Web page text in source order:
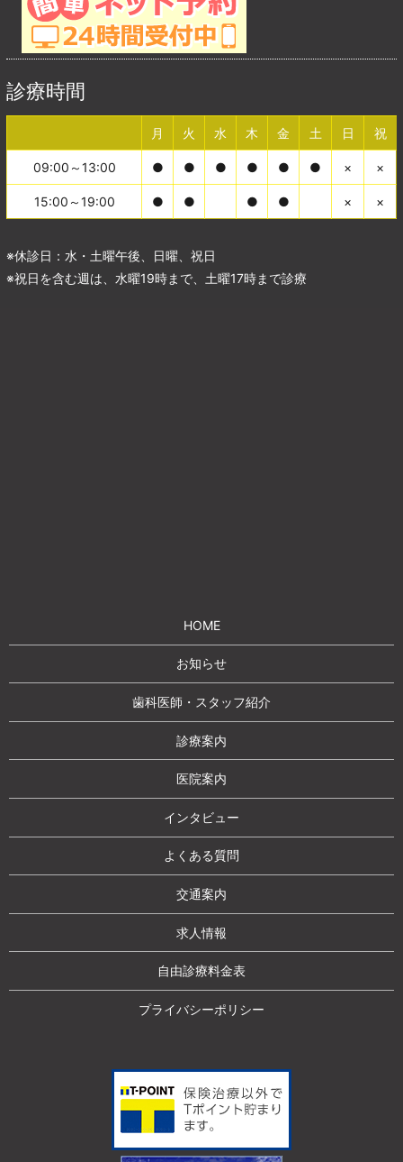
診療時間
月 火 水 木 金 土 日 祝
09:00～13:00 ● ● ● ● ● ● × ×
15:00～19:00 ● ● ● ● × ×
※休診日：水・土曜午後、日曜、祝日
※祝日を含む週は、水曜19時まで、土曜17時まで診療
HOME
お知らせ
歯科医師・スタッフ紹介
診療案内
医院案内
インタビュー
よくある質問
交通案内
求人情報
自由診療料金表
プライバシーポリシー